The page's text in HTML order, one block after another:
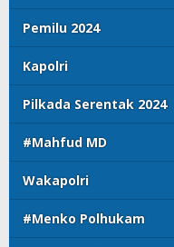
Pemilu 2024
Kapolri
Pilkada Serentak 2024
#Mahfud MD
Wakapolri
#Menko Polhukam